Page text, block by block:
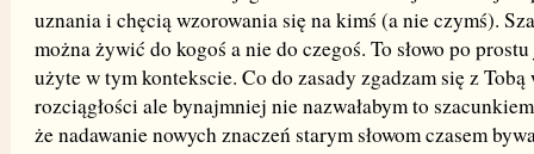
uznania i chęcią wzorowania się na kimś (a nie czymś).
można żywić do kogoś a nie do czegoś. To słowo po
użyte w tym kontekscie. Co do zasady zgadzam się z Tobą
rozciągłości ale bynajmniej nie nazwałabym to
że nadawanie nowych znaczeń starym słowom czasem